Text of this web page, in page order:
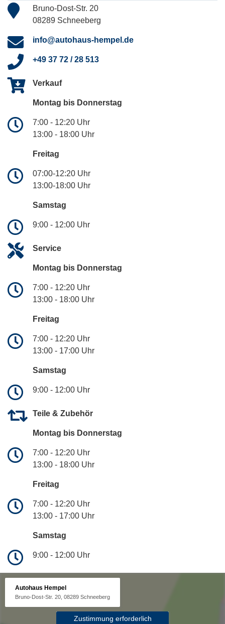
Bruno-Dost-Str. 20
08289 Schneeberg
info@autohaus-hempel.de
+49 37 72 / 28 513
Verkauf
Montag bis Donnerstag
7:00 - 12:20 Uhr
13:00 - 18:00 Uhr
Freitag
07:00-12:20 Uhr
13:00-18:00 Uhr
Samstag
9:00 - 12:00 Uhr
Service
Montag bis Donnerstag
7:00 - 12:20 Uhr
13:00 - 18:00 Uhr
Freitag
7:00 - 12:20 Uhr
13:00 - 17:00 Uhr
Samstag
9:00 - 12:00 Uhr
Teile & Zubehör
Montag bis Donnerstag
7:00 - 12:20 Uhr
13:00 - 18:00 Uhr
Freitag
7:00 - 12:20 Uhr
13:00 - 17:00 Uhr
Samstag
9:00 - 12:00 Uhr
Autohaus Hempel
Bruno-Dost-Str. 20, 08289 Schneeberg
Zustimmung erforderlich